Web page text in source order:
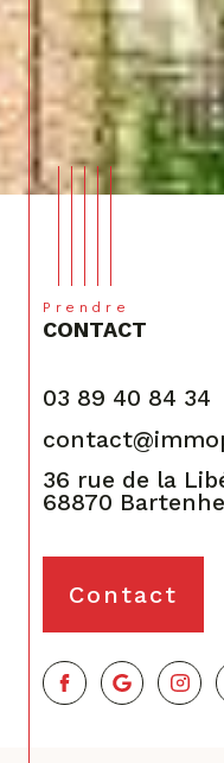
Prendre
CONTACT
03 89 40 84 34
36 rue de la
68870
Contact